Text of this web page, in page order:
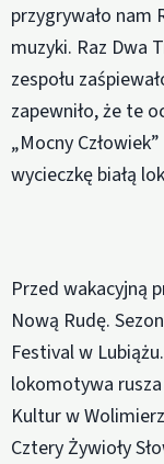
przygrywało nam
muzyki. Raz Dwa
zespołu
zapewniło, że te
„Mocny
wycieczkę białą
Przed wakacyjną
Nową Rudę.
Festival w
lokomotywa
Kultur w
Cztery Żywioły